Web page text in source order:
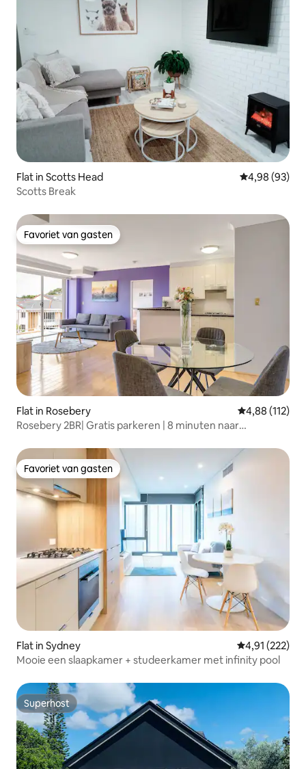
Flat in Scotts Head Gemiddelde
4,98 (93)
Scotts Break
Favoriet van gasten
Favoriet van gasten
Flat in Rosebery Gemiddelde
4,88 (112)
Rosebery 2BR| Gratis parkeren | 8 minuten naar
Favoriet van gasten
Favoriet van gasten
Flat in Sydney Gemiddelde
4,91 (222)
Mooie een slaapkamer + studeerkamer met infinity pool
Superhost
Superhost